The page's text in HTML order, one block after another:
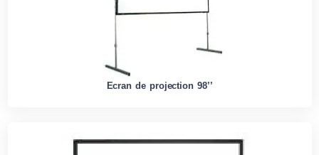
Ecran de projection 98’’